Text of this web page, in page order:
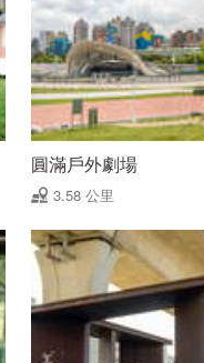
圓滿戶外劇場
3.58 公里